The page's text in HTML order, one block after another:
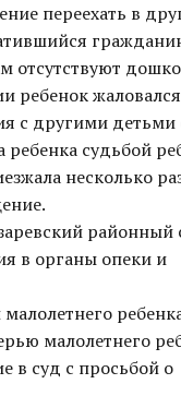
переехать в
отсутствуют
ребенок
с другими детьми
судьбой
несколько
районный
в органы опеки и
малолетнего
в суд с просьбой о